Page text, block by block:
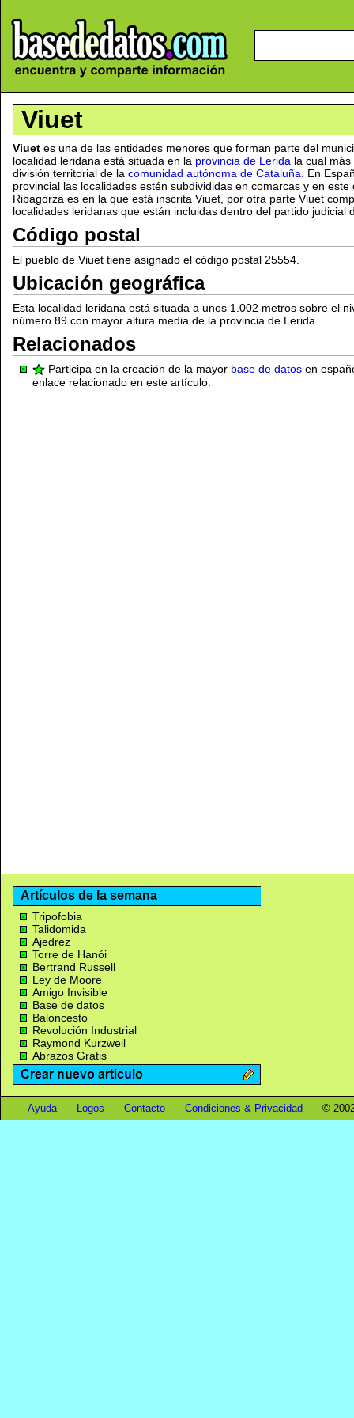
Viuet
Viuet es una de las entidades menores que forman parte del
localidad leridana está situada en la provincia de Lerida la cual
división territorial de la comunidad autónoma de Cataluña . En
provincial las localidades estén subdivididas en comarcas y en este
Ribagorza es en la que está inscrita Viuet, por otra parte Viuet
localidades leridanas que están incluidas dentro del partido judicial
Código postal
El pueblo de Viuet tiene asignado el código postal 25554.
Ubicación geográfica
Esta localidad leridana está situada a unos 1.002 metros sobre el
número 89 con mayor altura media de la provincia de Lerida.
Relacionados
Participa en la creación de la mayor base de datos en
enlace relacionado en este artículo.
Artículos de la semana
Tripofobia
Talidomida
Ajedrez
Torre de Hanói
Bertrand Russell
Ley de Moore
Amigo Invisible
Base de datos
Baloncesto
Revolución Industrial
Raymond Kurzweil
Abrazos Gratis
Ayuda Logos Contacto Condiciones & Privacidad ©